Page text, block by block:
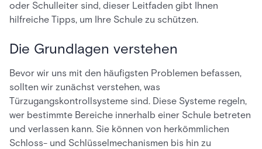
oder Schulleiter sind, dieser Leitfaden gibt Ihnen
hilfreiche Tipps, um Ihre Schule zu schützen.
Die Grundlagen verstehen
Bevor wir uns mit den häufigsten Problemen befassen,
sollten wir zunächst verstehen, was
Türzugangskontrollsysteme sind. Diese Systeme regeln,
wer bestimmte Bereiche innerhalb einer Schule betreten
und verlassen kann. Sie können von herkömmlichen
Schloss- und Schlüsselmechanismen bis hin zu